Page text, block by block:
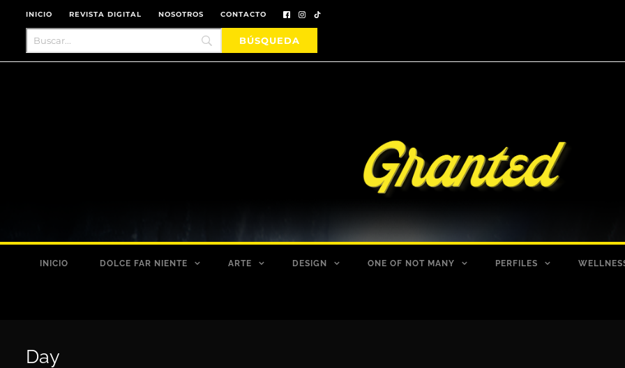
INICIO REVISTA DIGITAL NOSOTROS CONTACTO
INICIO DOLCE FAR NIENTE ARTE DESIGN ONE OF NOT MANY PERFILES
Day